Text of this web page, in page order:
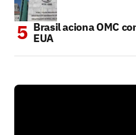
Brasil aciona OMC
EUA